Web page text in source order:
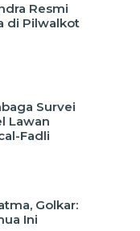
Resmi
di Pilwalkot
Survei
Lawan
Fadli
Golkar:
Ini